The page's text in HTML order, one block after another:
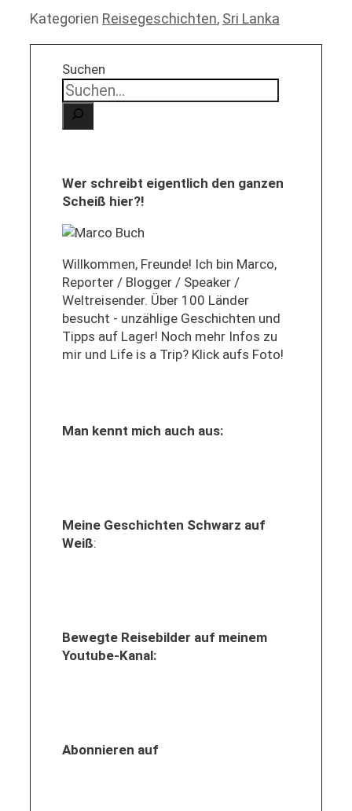
Kategorien Reisegeschichten, Sri Lanka
Suchen
Wer schreibt eigentlich den ganzen
Scheiß hier?!
Willkommen, Freunde! Ich bin Marco,
Reporter / Blogger / Speaker /
Weltreisender. Über 100 Länder
besucht - unzählige Geschichten und
Tipps auf Lager! Noch mehr Infos zu
mir und Life is a Trip? Klick aufs Foto!
Man kennt mich auch aus:
Meine Geschichten Schwarz auf
Weiß:
Bewegte Reisebilder auf meinem
Youtube-Kanal:
Abonnieren auf